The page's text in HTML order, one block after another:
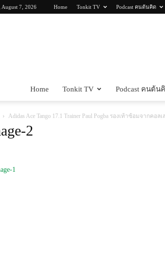
August 7, 2026 Home Tonkit TV Podcast คนต้นคิด
Home Tonkit TV Podcast คนต้น
Adidas Ace Tango 17.1 Trainer Paul Pogba รองเท้าซ้อมจากคอ
2